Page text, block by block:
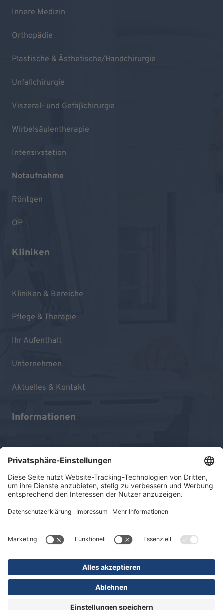
Innere Medizin
Orthopädie
Plastische & Ästhetische/Handchirurgie
Unfallchirurgie
Viszeral- und Gefäßchirurgie
Wirbelsäulentherapie
Intensivstation
Notaufnahme
Röntgen
OP
Kliniken
Kliniken & Bereiche
Pflege & Therapie
Ihr Aufenthalt
Unternehmen
Aktuelles & Kontakt
Informationen
Impressum
Datenschutz
Sitemap
© 2026 KLINIKEN DR. ERLER